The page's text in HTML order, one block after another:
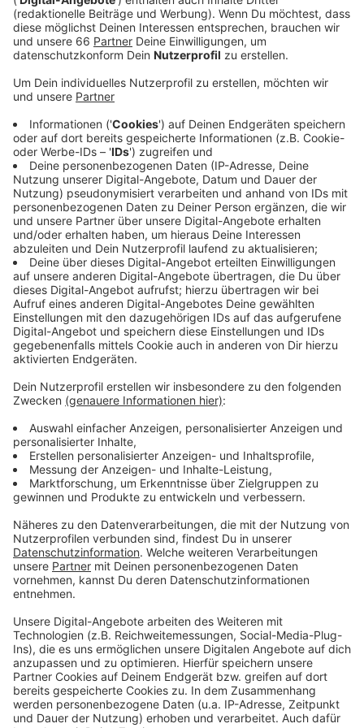
Sommerferien rechnet Schnalke schon wieder mit
rund 50 Prozent des vor der Corona-Pandemie
üblichen Verkehrsaufkommens.
Veröffentlicht:Samstag, 29.05.2021 07:07
Anzeige
Um Besucherströme entzerren zu können, werden die
beiden Terminals geöffnet. Trotzdem müssen
Passagiere mehr Zeit einplanen. Die Überprüfung von
Corona-Tests beim Check-in oder nur jede zweite
geöffnete Kontrollspur werden zu Verzögerungen
führen. Oberste Priorität hat aber nach wie vor die
Einhaltung der Hygiene- und Abstandsregeln. Daher
appelliert Schnalke an das verantwortungsbewusste
Verhalten jedes Einzelnen.
Anzeige
Weitere Infos und Links zum Thema
Anzeige
Flughafen Düsseldorf
Hygienemaßnahmen am Flughafen Düsseldorf
Anzeige
Anzeige